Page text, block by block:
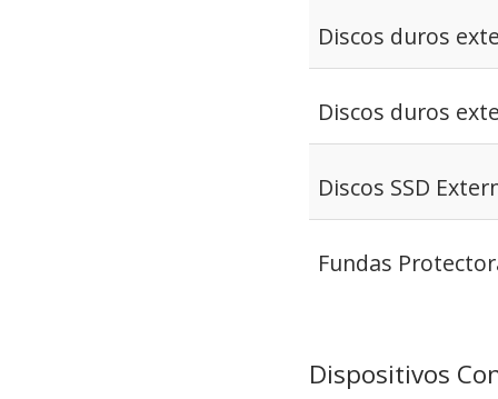
Discos duros
Discos duros
Discos SSD
Fundas
Dispositivos